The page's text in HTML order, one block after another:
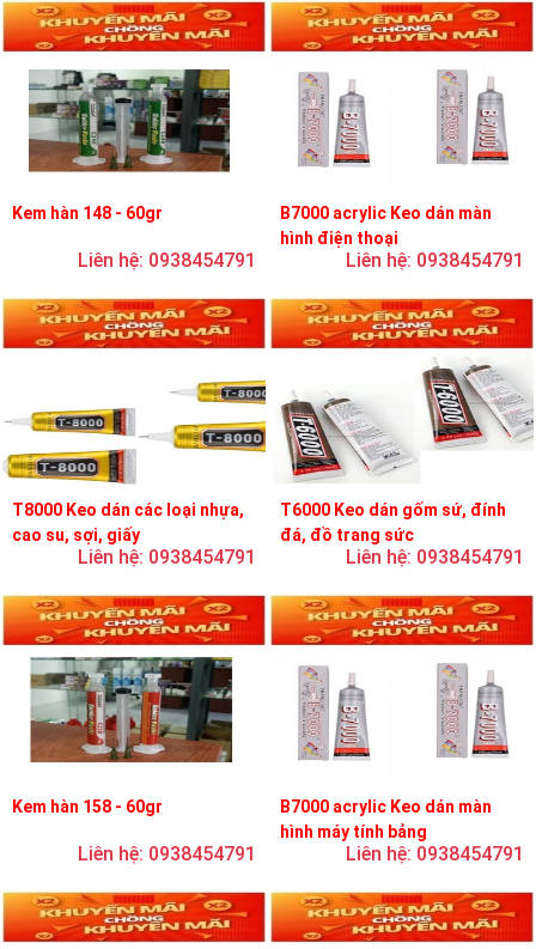
Kem hàn 148 - 60gr
Liên hệ: 0938454791
B7000 acrylic Keo dán màn
hình điện thoại
Liên hệ: 0938454791
T8000 Keo dán các loại nhựa,
cao su, sợi, giấy
Liên hệ: 0938454791
T6000 Keo dán gốm sứ, đính
đá, đồ trang sức
Liên hệ: 0938454791
Kem hàn 158 - 60gr
Liên hệ: 0938454791
B7000 acrylic Keo dán màn
hình máy tính bảng
Liên hệ: 0938454791